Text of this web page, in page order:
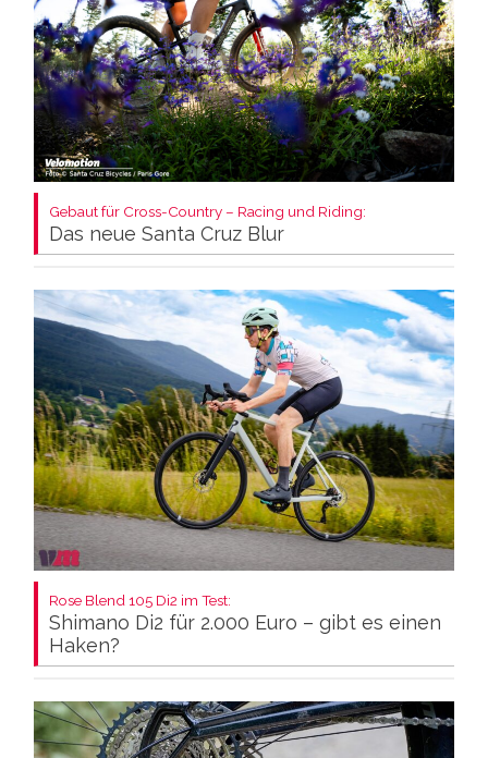
Gebaut für Cross-Country – Racing und Riding:
Das neue Santa Cruz Blur
Rose Blend 105 Di2 im Test:
Shimano Di2 für 2.000 Euro – gibt es einen
Haken?